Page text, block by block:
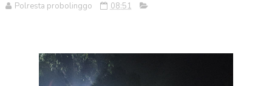
Polresta probolinggo 08:51